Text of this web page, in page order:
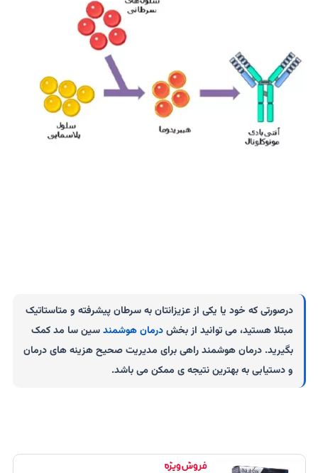
درصورتی که خود یا یکی از عزیزانتان به سرطان پیشرفته و متاستاتیک
مبتلا هستید، می توانید از بخشدرمان هوشمندسین سا مد کمک
بگیرید. درمان هوشمند راهی برای مدیریت صحیح هزینه های درمان
و دستیابی به بهترین نتیجه ی ممکن می باشد.